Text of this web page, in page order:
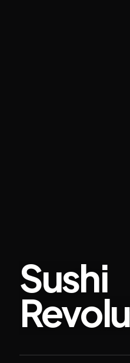
Sushi